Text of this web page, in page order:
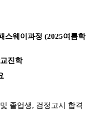
스웨이과정 (2025여름학
진학
졸업생, 검정고시 합격